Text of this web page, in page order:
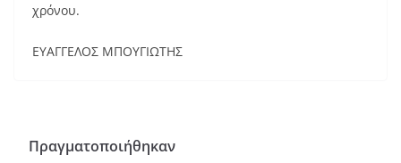
χρόνου.
ΕΥΑΓΓΕΛΟΣ ΜΠΟΥΓΙΩΤΗΣ
Πραγματοποιήθηκαν